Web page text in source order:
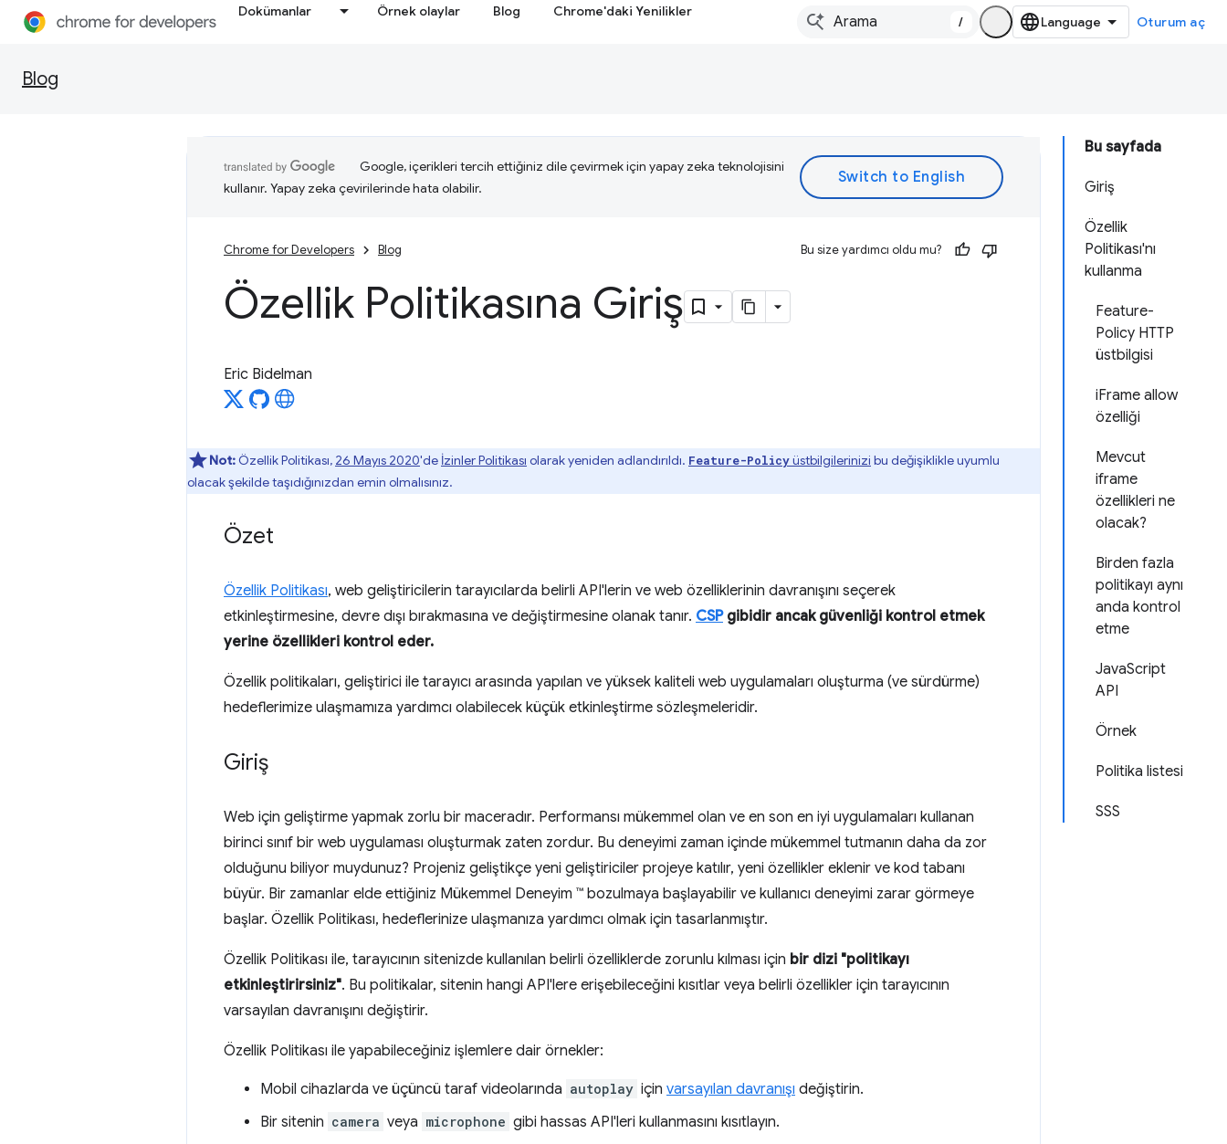
Dokümanlar Örnek olaylar Blog Chrome'daki Yenilikler
/ Oturum aç
Blog
Bu sayfada
Giriş
Özellik
Politikası'nı
kullanma
Feature-
Policy HTTP
üstbilgisi
iFrame allow
özelliği
Mevcut
iframe
özellikleri ne
olacak?
Birden fazla
politikayı aynı
anda kontrol
etme
JavaScript
API
Örnek
Politika listesi
SSS
Google, içerikleri tercih ettiğiniz dile çevirmek için yapay zeka teknolojisini
kullanır. Yapay zeka çevirilerinde hata olabilir.
Chrome for Developers Blog Bu size yardımcı oldu mu?
Özellik Politikasına Giriş
Eric Bidelman
Not: Özellik Politikası, 26 Mayıs 2020'de İzinler Politikası olarak yeniden adlandırıldı. Feature-Policyüstbilgilerinizi bu değişiklikle uyumlu
olacak şekilde taşıdığınızdan emin olmalısınız.
Özet
Özellik Politikası, web geliştiricilerin tarayıcılarda belirli API'lerin ve web özelliklerinin davranışını seçerek
etkinleştirmesine, devre dışı bırakmasına ve değiştirmesine olanak tanır. CSPgibidir ancak güvenliği kontrol etmek
yerine özellikleri kontrol eder.
Özellik politikaları, geliştirici ile tarayıcı arasında yapılan ve yüksek kaliteli web uygulamaları oluşturma (ve sürdürme)
hedeflerimize ulaşmamıza yardımcı olabilecek küçük etkinleştirme sözleşmeleridir.
Giriş
Web için geliştirme yapmak zorlu bir maceradır. Performansı mükemmel olan ve en son en iyi uygulamaları kullanan
birinci sınıf bir web uygulaması oluşturmak zaten zordur. Bu deneyimi zaman içinde mükemmel tutmanın daha da zor
olduğunu biliyor muydunuz? Projeniz geliştikçe yeni geliştiriciler projeye katılır, yeni özellikler eklenir ve kod tabanı
büyür. Bir zamanlar elde ettiğiniz Mükemmel Deneyim ™ bozulmaya başlayabilir ve kullanıcı deneyimi zarar görmeye
başlar. Özellik Politikası, hedeflerinize ulaşmanıza yardımcı olmak için tasarlanmıştır.
Özellik Politikası ile, tarayıcının sitenizde kullanılan belirli özelliklerde zorunlu kılması için bir dizi "politikayı
etkinleştirirsiniz". Bu politikalar, sitenin hangi API'lere erişebileceğini kısıtlar veya belirli özellikler için tarayıcının
varsayılan davranışını değiştirir.
Özellik Politikası ile yapabileceğiniz işlemlere dair örnekler:
Mobil cihazlarda ve üçüncü taraf videolarında autoplay için varsayılan davranışı değiştirin.
Bir sitenin camera veya microphone gibi hassas API'leri kullanmasını kısıtlayın.